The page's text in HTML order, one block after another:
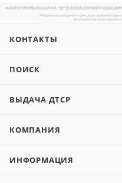
КОНТАКТЫ
ПОИСК
ВЫДАЧА ДТСР
КОМПАНИЯ
ИНФОРМАЦИЯ